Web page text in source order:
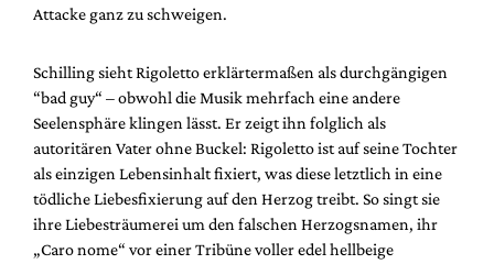
Attacke ganz zu schweigen.
Schilling sieht Rigoletto erklärtermaßen als durchgängigen
“bad guy“ – obwohl die Musik mehrfach eine andere
Seelensphäre klingen lässt. Er zeigt ihn folglich als
autoritären Vater ohne Buckel: Rigoletto ist auf seine Tochter
als einzigen Lebensinhalt fixiert, was diese letztlich in eine
tödliche Liebesfixierung auf den Herzog treibt. So singt sie
ihre Liebesträumerei um den falschen Herzogsnamen, ihr
„Caro nome“ vor einer Tribüne voller edel hellbeige